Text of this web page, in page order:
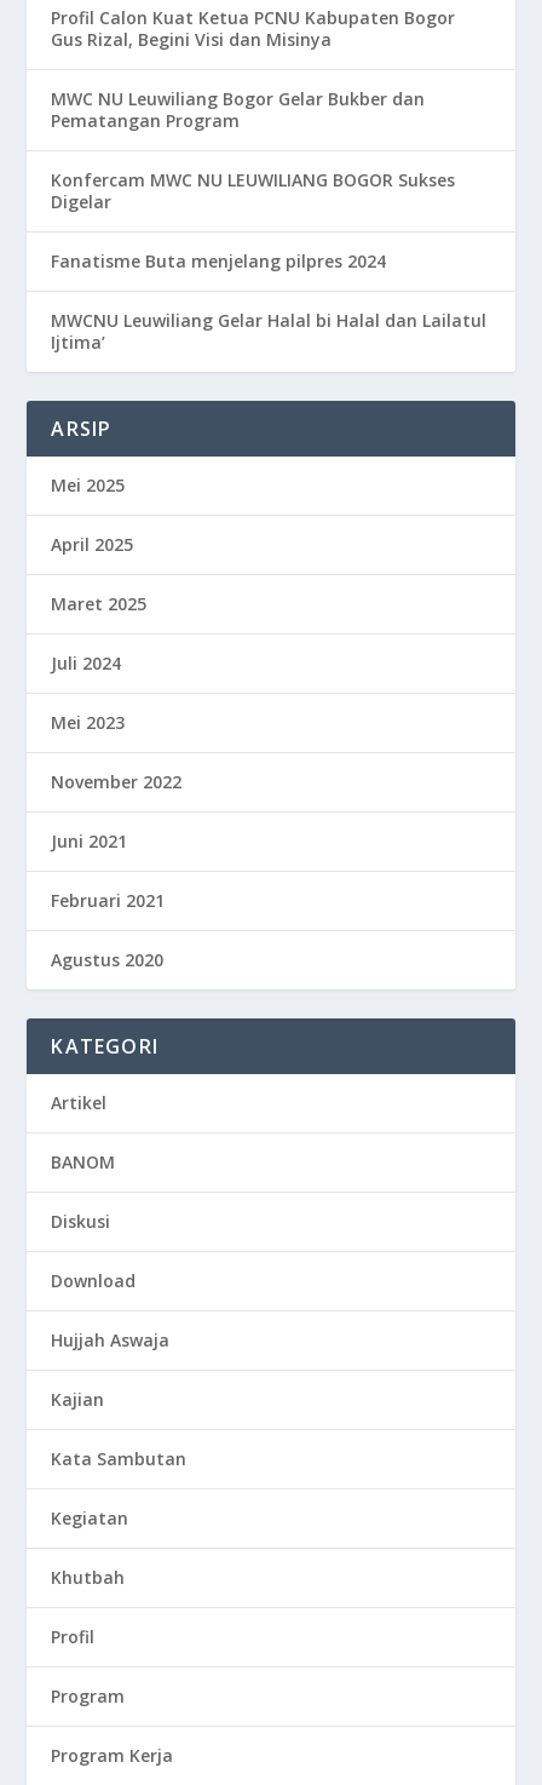
Profil Calon Kuat Ketua PCNU Kabupaten Bogor
Gus Rizal, Begini Visi dan Misinya
MWC NU Leuwiliang Bogor Gelar Bukber dan
Pematangan Program
Konfercam MWC NU LEUWILIANG BOGOR Sukses
Digelar
Fanatisme Buta menjelang pilpres 2024
MWCNU Leuwiliang Gelar Halal bi Halal dan Lailatul
Ijtima’
ARSIP
Mei 2025
April 2025
Maret 2025
Juli 2024
Mei 2023
November 2022
Juni 2021
Februari 2021
Agustus 2020
KATEGORI
Artikel
BANOM
Diskusi
Download
Hujjah Aswaja
Kajian
Kata Sambutan
Kegiatan
Khutbah
Profil
Program
Program Kerja